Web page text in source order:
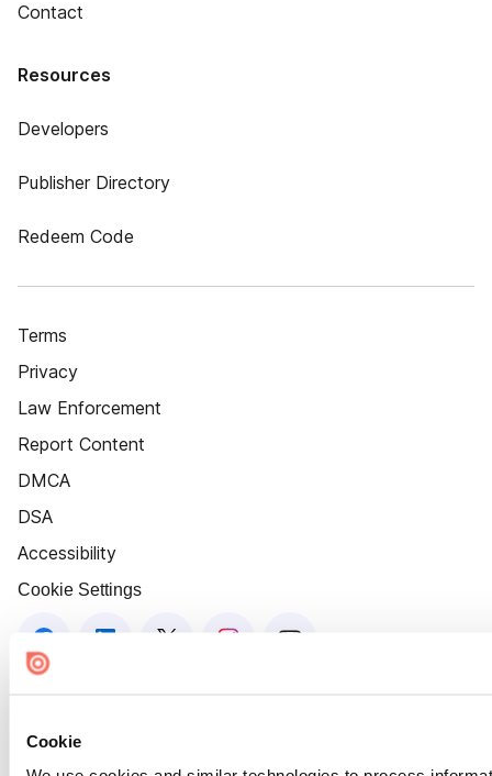
Cookie
Contact
Resources
Developers
Publisher Directory
Redeem Code
Terms
Privacy
Law Enforcement
Report Content
DMCA
DSA
Accessibility
Cookie Settings